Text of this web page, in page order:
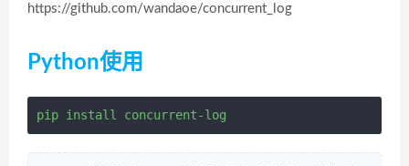
https://github.com/wandaoe/concurrent_log
Python使用